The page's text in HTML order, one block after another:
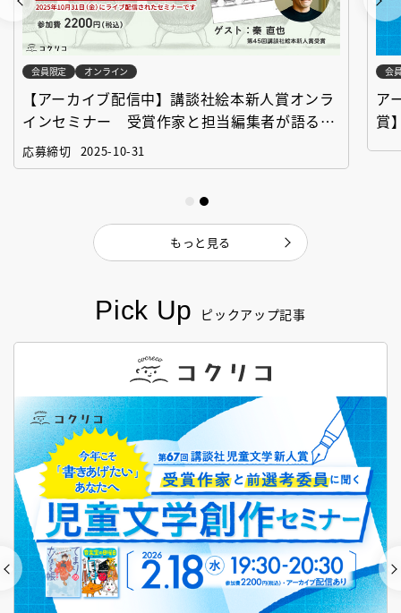
Pick Up ピックアップ記事
会員限定 オンライン
【アーカイブ配信中】講談社絵本新人賞オンラ
インセミナー 受賞作家と担当編集者が語る
「絵本創作実践講座」
応募締切 2025-10-31
会
ア
賞
もっと見る